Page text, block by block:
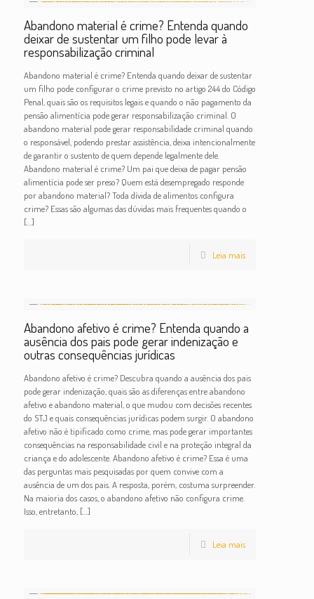
Abandono material é crime? Entenda quando
deixar de sustentar um filho pode levar à
responsabilização criminal
Abandono material é crime? Entenda quando deixar de sustentar
um filho pode configurar o crime previsto no artigo 244 do Código
Penal, quais são os requisitos legais e quando o não pagamento da
pensão alimentícia pode gerar responsabilização criminal. O
abandono material pode gerar responsabilidade criminal quando
o responsável, podendo prestar assistência, deixa intencionalmente
de garantir o sustento de quem depende legalmente dele.
Abandono material é crime? Um pai que deixa de pagar pensão
alimentícia pode ser preso? Quem está desempregado responde
por abandono material? Toda dívida de alimentos configura
crime? Essas são algumas das dúvidas mais frequentes quando o
[…]
Leia mais
Abandono afetivo é crime? Entenda quando a
ausência dos pais pode gerar indenização e
outras consequências jurídicas
Abandono afetivo é crime? Descubra quando a ausência dos pais
pode gerar indenização, quais são as diferenças entre abandono
afetivo e abandono material, o que mudou com decisões recentes
do STJ e quais consequências jurídicas podem surgir. O abandono
afetivo não é tipificado como crime, mas pode gerar importantes
consequências na responsabilidade civil e na proteção integral da
criança e do adolescente. Abandono afetivo é crime? Essa é uma
das perguntas mais pesquisadas por quem convive com a
ausência de um dos pais. A resposta, porém, costuma surpreender.
Na maioria dos casos, o abandono afetivo não configura crime.
Isso, entretanto, […]
Leia mais